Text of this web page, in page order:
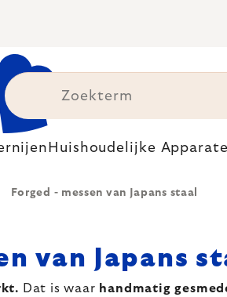
Huishoudelijke
Forged - messen van Japans staal
van Japans
Dat is waar handmatig